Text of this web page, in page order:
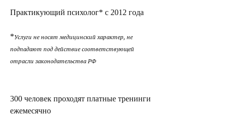
Практикующий психолог* с 2012 года
*Услуги не носят медицинский характер, не
подпадают под действие соответствующей
отрасли законодательства РФ
300 человек проходят платные тренинги
ежемесячно